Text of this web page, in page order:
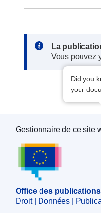
Note:
La
Vous pouvez
Did you
your
Office des
Gestionnaire de ce site
Office des
Droit | Données |